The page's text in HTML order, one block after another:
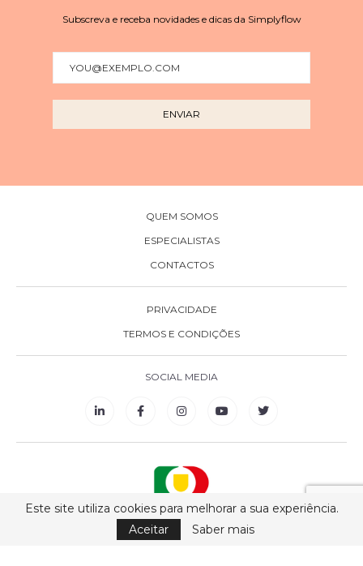
Subscreva e receba novidades e dicas da Simplyflow
QUEM SOMOS
ESPECIALISTAS
CONTACTOS
PRIVACIDADE
TERMOS E CONDIÇÕES
SOCIAL MEDIA
Este site utiliza cookies para melhorar a sua experiência.
Aceitar
Saber mais